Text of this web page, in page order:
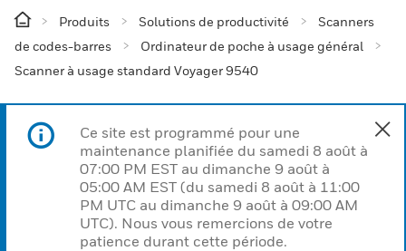
Produits Solutions de productivité
Scanners
de codes-barres
Ordinateur de poche à usage général
Scanner à usage standard Voyager 9540
Ce site est programmé pour une
maintenance planifiée du samedi 8 août à
07:00 PM EST au dimanche 9 août à
05:00 AM EST (du samedi 8 août à 11:00
PM UTC au dimanche 9 août à 09:00 AM
UTC). Nous vous remercions de votre
patience durant cette période.